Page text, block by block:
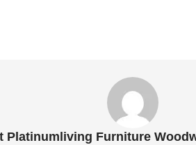
Platinumliving Furniture